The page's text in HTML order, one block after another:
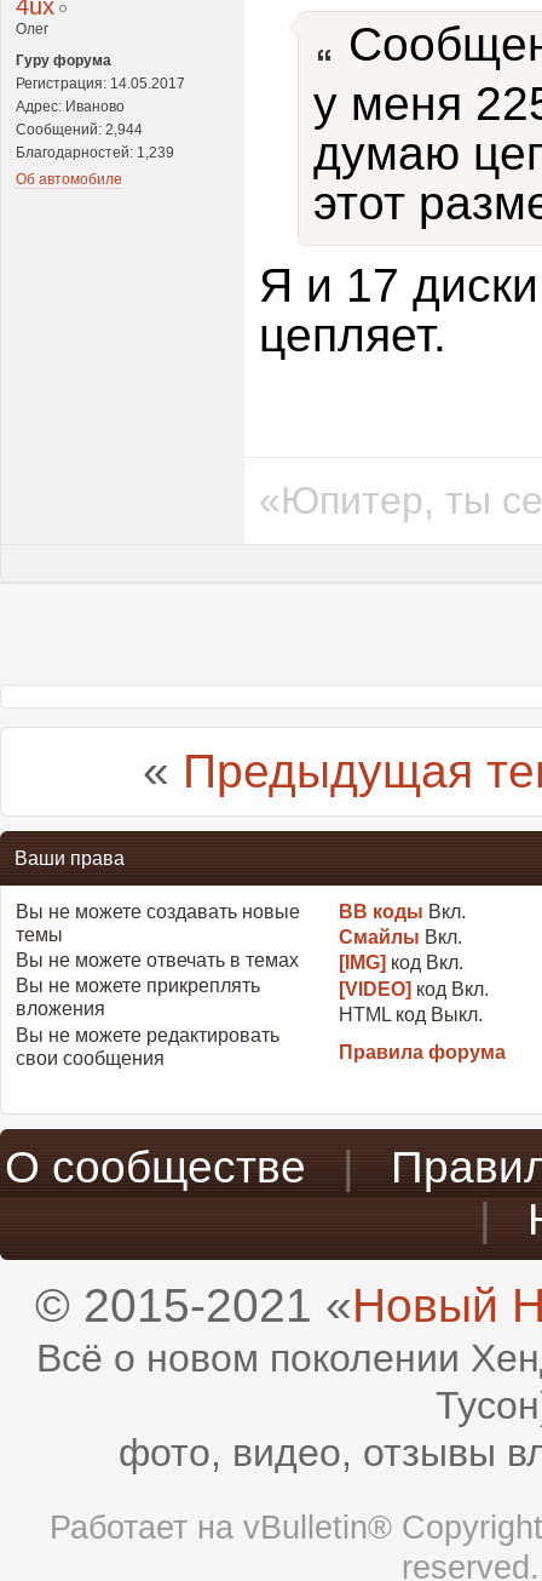
4ux
Олег
Гуру форума
Регистрация: 14.05.2017
Адрес: Иваново
Сообщений: 2,944
Благодарностей: 1,239
Об автомобиле
у меня
думаю
этот
Я и 17
цепляет.
«Юпитер, ты
« Предыдущая
Ваши права
Вы не можете создавать новые
темы
Вы не можете отвечать в темах
Вы не можете прикреплять
вложения
Вы не можете редактировать
свои сообщения
BB коды Вкл.
Смайлы Вкл.
[IMG] код Вкл.
[VIDEO] код Вкл.
HTML код Выкл.
Правила форума
О сообществе |
|
© 2015-2021 «Новый
Всё о новом поколении
фото, видео, отзывы
Работает на vBulletin®